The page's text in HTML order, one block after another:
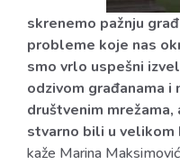
skrenemo pažnju
probleme koje nas
smo vrlo uspešni
odzivom građanama i
društvenim
stvarno bili u velikom
kaže Marina